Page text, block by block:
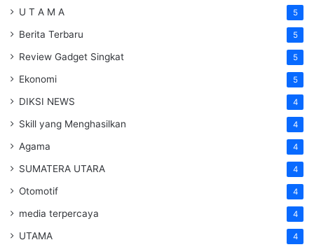
U T A M A 5
Berita Terbaru 5
Review Gadget Singkat 5
Ekonomi 5
DIKSI NEWS 4
Skill yang Menghasilkan 4
Agama 4
SUMATERA UTARA 4
Otomotif 4
media terpercaya 4
UTAMA 4